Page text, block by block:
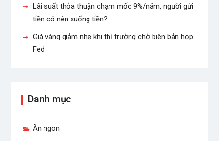
Lãi suất thỏa thuận chạm mốc 9%/năm, người gửi
tiền có nên xuống tiền?
Giá vàng giảm nhẹ khi thị trường chờ biên bản họp
Fed
Danh mục
Ăn ngon